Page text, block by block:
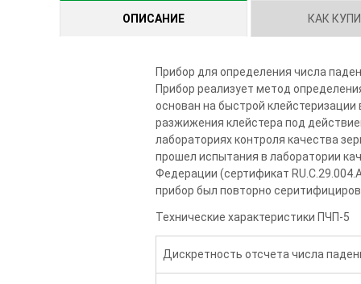
ОПИСАНИЕ КАК
Прибор для определения числа
Прибор реализует метод
основан на быстрой
разжижения клейстера под
лабораториях контроля качества
прошел испытания в лаборатории
Федерации (сертификат
прибор был повторно
Технические характеристики ПЧП-5
Дискретность отсчета числа